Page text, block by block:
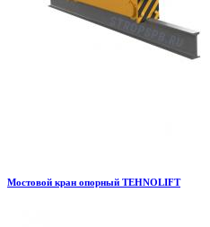
Мостовой кран опорный TEHNOLIFT